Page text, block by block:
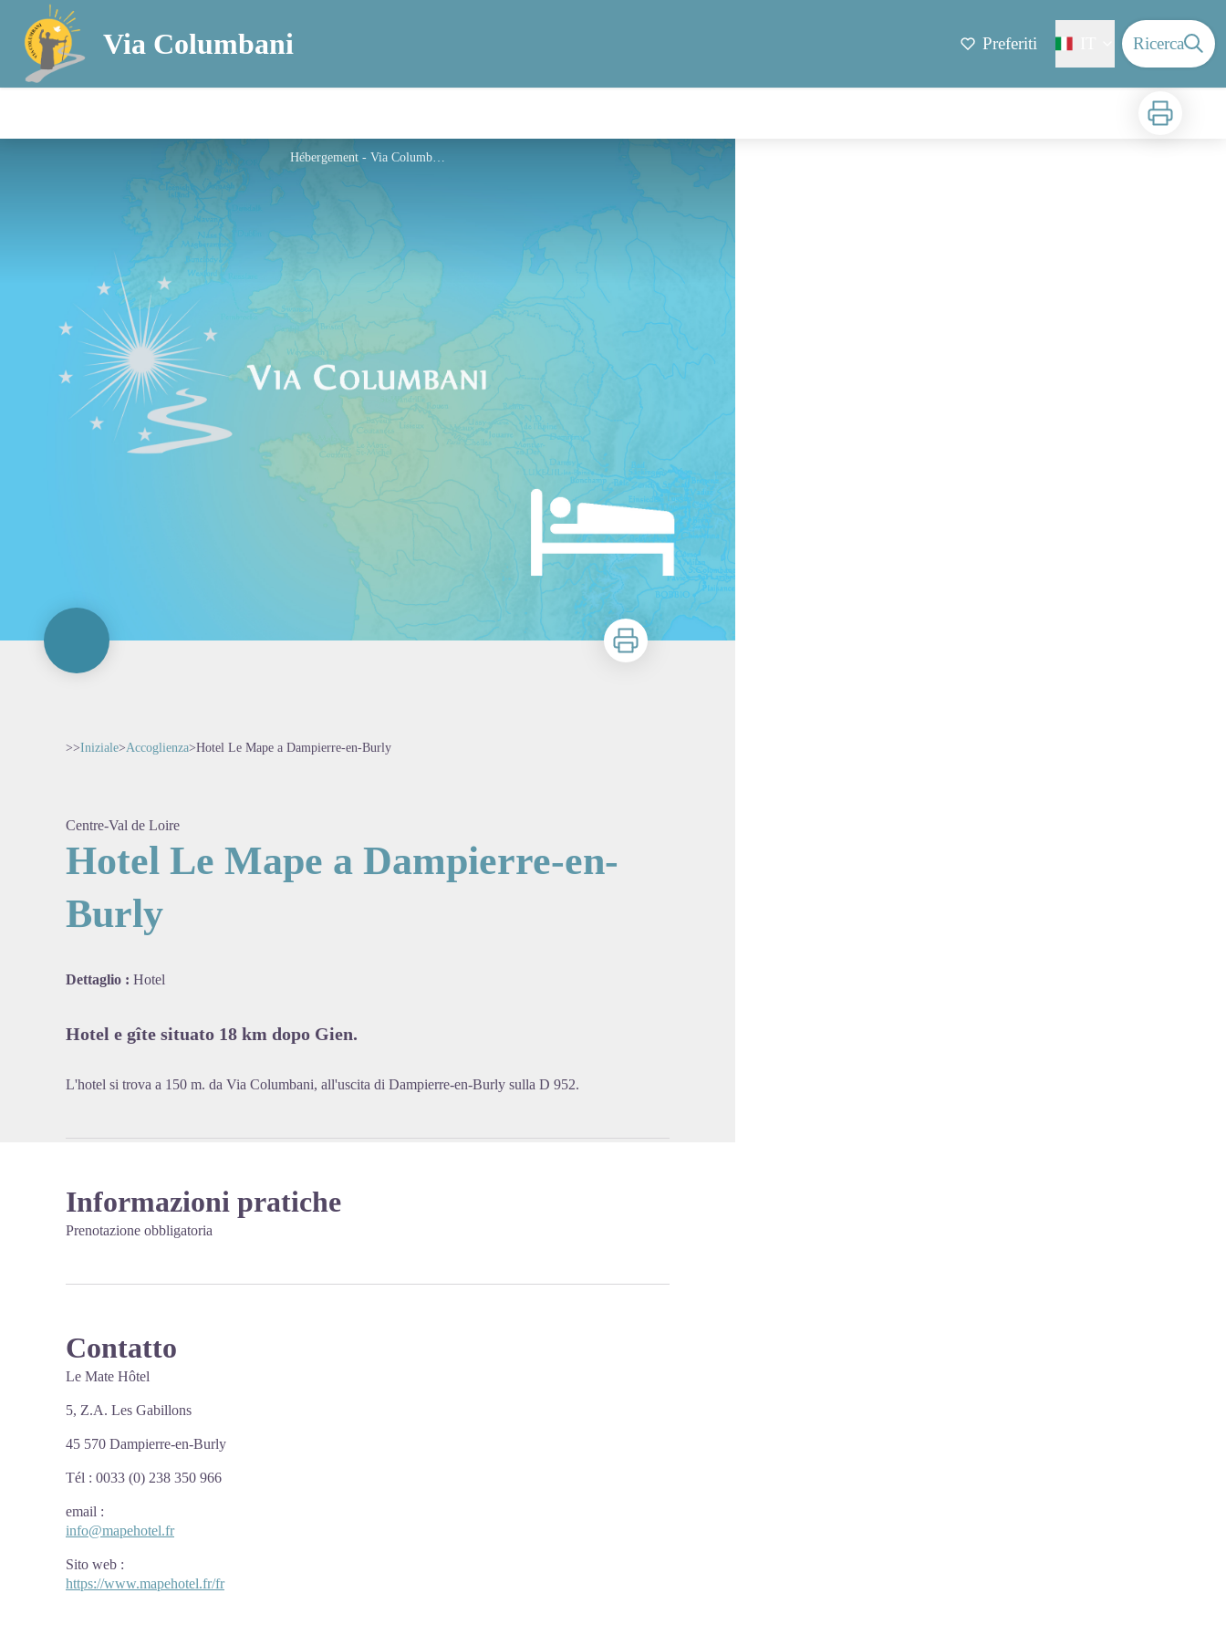
Via Columbani Preferiti Ricerca
Stampa
Hébergement - Via Columbani
Stampa
>>Iniziale>Accoglienza>Hotel Le Mape a Dampierre-en-Burly
Centre-Val de Loire
Hotel Le Mape a Dampierre-en-
Burly
Dettaglio : Hotel
Hotel e gîte situato 18 km dopo Gien.
L'hotel si trova a 150 m. da Via Columbani, all'uscita di Dampierre-en-Burly sulla D 952.
Informazioni pratiche
Prenotazione obbligatoria
Contatto
Le Mate Hôtel
5, Z.A. Les Gabillons
45 570 Dampierre-en-Burly
Tél : 0033 (0) 238 350 966
email :
info@mapehotel.fr
Sito web :
https://www.mapehotel.fr/fr